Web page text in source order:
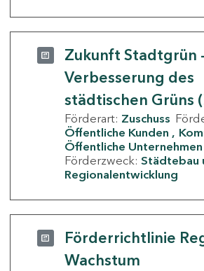
Zukunft Stadtgrün -
Verbesserung des
städtischen Grüns
Förderart: Zuschuss
Öffentliche Kunden
Öffentliche Unternehmen
Förderzweck: Städtebau
Regionalentwicklung
Förderrichtlinie
Wachstum